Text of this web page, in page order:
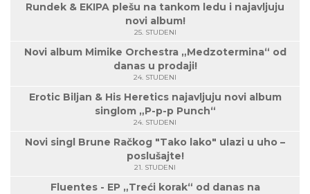
Rundek & EKIPA plešu na tankom ledu i najavljuju
novi album!
25. STUDENI
Novi album Mimike Orchestra „Medzotermina“ od
danas u prodaji!
24. STUDENI
Erotic Biljan & His Heretics najavljuju novi album
singlom „P-p-p Punch“
24. STUDENI
Novi singl Brune Račkog "Tako lako" ulazi u uho –
poslušajte!
21. STUDENI
Fluentes - EP „Treći korak“ od danas na